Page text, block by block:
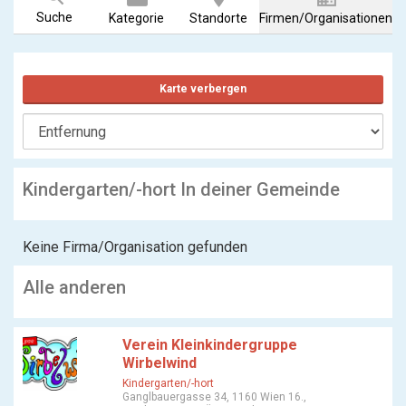
Suche Kategorie Standorte Firmen/Organisationen
Karte verbergen
Kindergarten/-hort In deiner Gemeinde
Keine Firma/Organisation gefunden
Alle anderen
Verein Kleinkindergruppe
Wirbelwind
Kindergarten/-hort
Ganglbauergasse 34, 1160 Wien 16.,